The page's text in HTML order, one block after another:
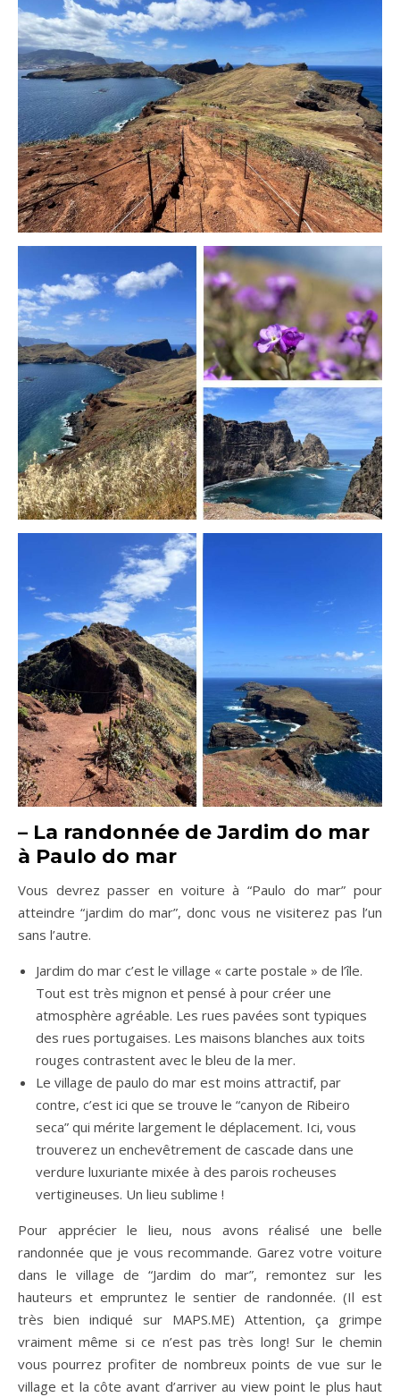
– La randonnée de Jardim do mar
à Paulo do mar
Vous devrez passer en voiture à “Paulo do mar” pour
atteindre “jardim do mar”, donc vous ne visiterez pas l’un
sans l’autre.
Jardim do mar c’est le village « carte postale » de l’île.
Tout est très mignon et pensé à pour créer une
atmosphère agréable. Les rues pavées sont typiques
des rues portugaises. Les maisons blanches aux toits
rouges contrastent avec le bleu de la mer.
Le village de paulo do mar est moins attractif, par
contre, c’est ici que se trouve le “canyon de Ribeiro
seca” qui mérite largement le déplacement. Ici, vous
trouverez un enchevêtrement de cascade dans une
verdure luxuriante mixée à des parois rocheuses
vertigineuses. Un lieu sublime !
Pour apprécier le lieu, nous avons réalisé une belle
randonnée que je vous recommande. Garez votre voiture
dans le village de “Jardim do mar”, remontez sur les
hauteurs et empruntez le sentier de randonnée. (Il est
très bien indiqué sur MAPS.ME) Attention, ça grimpe
vraiment même si ce n’est pas très long! Sur le chemin
vous pourrez profiter de nombreux points de vue sur le
village et la côte avant d’arriver au view point le plus haut